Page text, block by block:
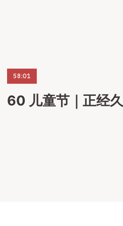
58:01
60 儿童节｜正经